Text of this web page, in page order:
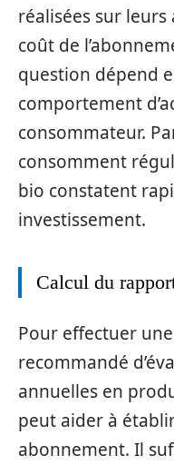
réalisées sur
coût de
question dépend
comportement
consommateur.
consomment
bio constatent
investissement.
Calcul du
Pour effectuer
recommandé
annuelles en
peut aider à
abonnement. Il